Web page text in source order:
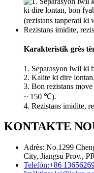
Karakteristik grès
1. Separasyon lwil ki
2. Kalite ki dire
3. Bon rezistans
~ 150 ℃).
4. Rezistans imidite,
KONTAKTE
Adrès: No.1299
City, Jiangsu Prov.,
Telefòn:+86